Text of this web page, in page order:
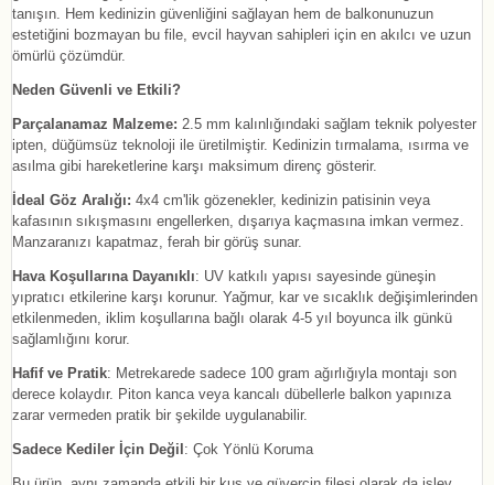
tanışın. Hem kedinizin güvenliğini sağlayan hem de balkonunuzun
estetiğini bozmayan bu file, evcil hayvan sahipleri için en akılcı ve uzun
ömürlü çözümdür.
Neden Güvenli ve Etkili?
Parçalanamaz Malzeme: 2.5 mm kalınlığındaki sağlam teknik polyester
ipten, düğümsüz teknoloji ile üretilmiştir. Kedinizin tırmalama, ısırma ve
asılma gibi hareketlerine karşı maksimum direnç gösterir.
İdeal Göz Aralığı: 4x4 cm'lik gözenekler, kedinizin patisinin veya
kafasının sıkışmasını engellerken, dışarıya kaçmasına imkan vermez.
Manzaranızı kapatmaz, ferah bir görüş sunar.
Hava Koşullarına Dayanıklı: UV katkılı yapısı sayesinde güneşin
yıpratıcı etkilerine karşı korunur. Yağmur, kar ve sıcaklık değişimlerinden
etkilenmeden, iklim koşullarına bağlı olarak 4-5 yıl boyunca ilk günkü
sağlamlığını korur.
Hafif ve Pratik: Metrekarede sadece 100 gram ağırlığıyla montajı son
derece kolaydır. Piton kanca veya kancalı dübellerle balkon yapınıza
zarar vermeden pratik bir şekilde uygulanabilir.
Sadece Kediler İçin Değil : Çok Yönlü Koruma